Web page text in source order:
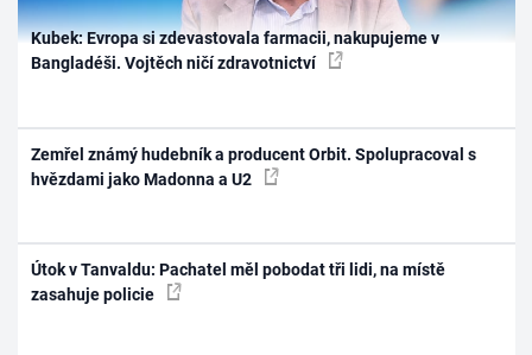
Kubek: Evropa si zdevastovala farmacii, nakupujeme v
Bangladéši. Vojtěch ničí zdravotnictví
Zemřel známý hudebník a producent Orbit. Spolupracoval s
hvězdami jako Madonna a U2
Útok v Tanvaldu: Pachatel měl pobodat tři lidi, na místě
zasahuje policie